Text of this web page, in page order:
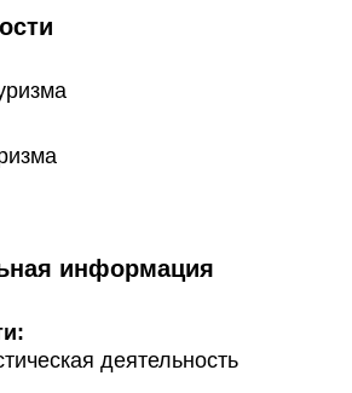
информация
деятельность